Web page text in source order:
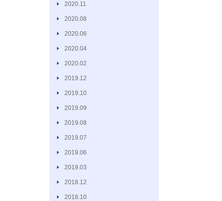
2020.11
2020.08
2020.06
2020.04
2020.02
2019.12
2019.10
2019.09
2019.08
2019.07
2019.06
2019.03
2018.12
2018.10